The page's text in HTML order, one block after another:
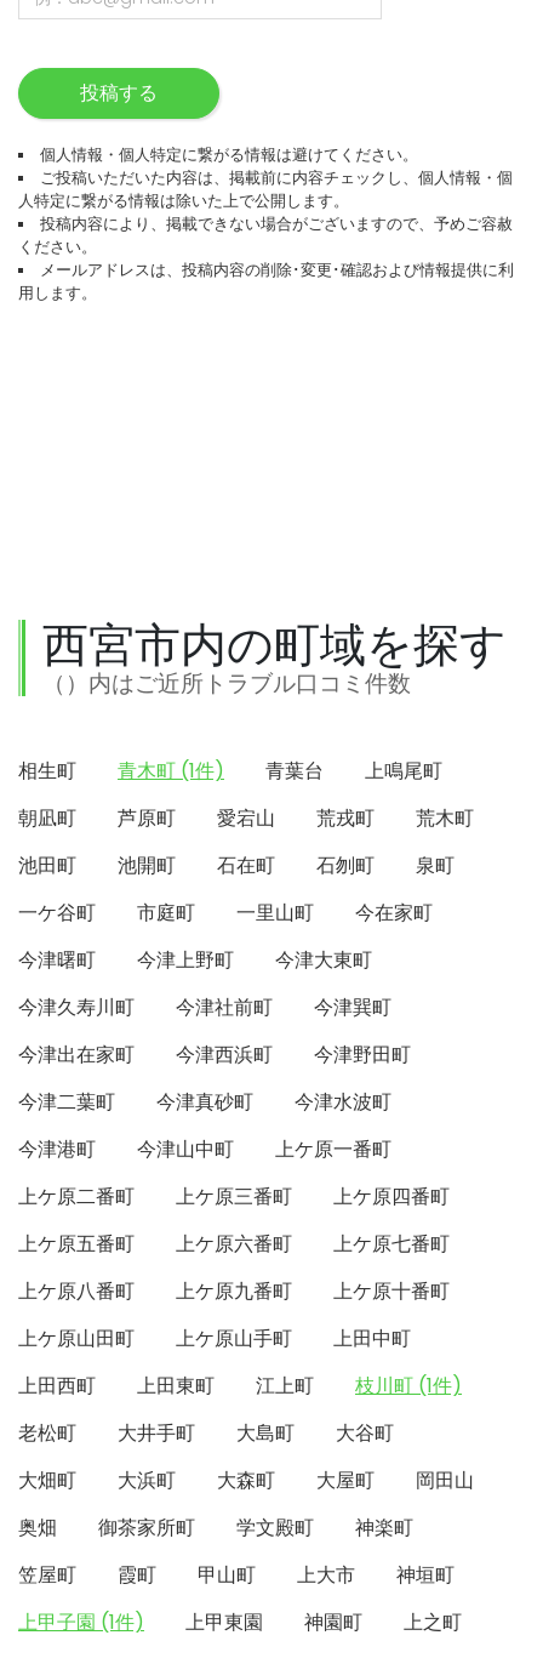
投稿する
個人情報・個人特定に繋がる情報は避けてください。
ご投稿いただいた内容は、掲載前に内容チェックし、個人情報・個
人特定に繋がる情報は除いた上で公開します。
投稿内容により、掲載できない場合がございますので、予めご容赦
ください。
メールアドレスは、投稿内容の削除･変更･確認および情報提供に利
用します。
西宮市内の町域を探す
（）内はご近所トラブル口コミ件数
相生町 青木町 (1件) 青葉台
上鳴尾町
朝凪町
芦原町 愛宕山 荒戎町
荒木町
池田町
池開町 石在町 石刎町
泉町
一ケ谷町
市庭町 一里山町
今在家町
今津曙町
今津上野町
今津大東町
今津久寿川町
今津社前町
今津巽町
今津出在家町
今津西浜町
今津野田町
今津二葉町
今津真砂町
今津水波町
今津港町
今津山中町
上ケ原一番町
上ケ原二番町
上ケ原三番町
上ケ原四番町
上ケ原五番町
上ケ原六番町
上ケ原七番町
上ケ原八番町
上ケ原九番町
上ケ原十番町
上ケ原山田町
上ケ原山手町
上田中町
上田西町
上田東町 江上町
枝川町 (1件)
老松町
大井手町 大島町
大谷町
大畑町
大浜町 大森町 大屋町
岡田山
奥畑
御茶家所町 学文殿町
神楽町
笠屋町
霞町 甲山町 上大市
神垣町
上甲子園 (1件)
上甲東園 神園町
上之町